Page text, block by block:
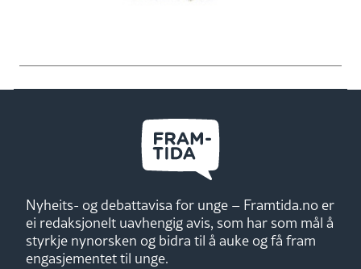
Nyheits- og debattavisa for unge – Framtida.no er
ei redaksjonelt uavhengig avis, som har som mål å
styrkje nynorsken og bidra til å auke og få fram
engasjementet til unge.